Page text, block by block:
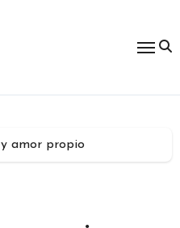
amor propio